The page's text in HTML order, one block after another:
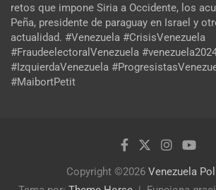
retos que impone Siria a Occidente, los
Peña, presidente de paraguay en Israel y
actualidad. #Venezuela #CrisisVenezuela
#FraudeelectoralVenezuela
#IzquierdaVenezuela
#MaibortPetit
Copyright ©2026 Venezuela